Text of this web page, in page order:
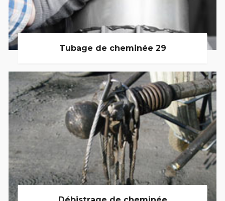
Tubage de cheminée 29